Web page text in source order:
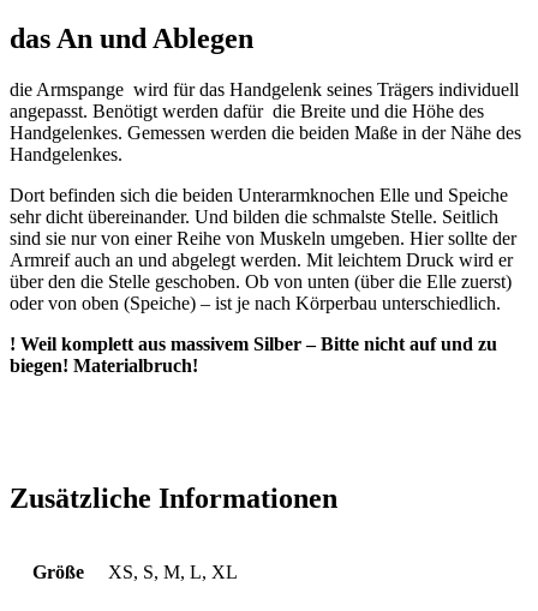
das An und Ablegen
die Armspange wird für das Handgelenk seines Trägers individuell
angepasst. Benötigt werden dafür die Breite und die Höhe des
Handgelenkes. Gemessen werden die beiden Maße in der Nähe des
Handgelenkes.
Dort befinden sich die beiden Unterarmknochen Elle und Speiche
sehr dicht übereinander. Und bilden die schmalste Stelle. Seitlich
sind sie nur von einer Reihe von Muskeln umgeben. Hier sollte der
Armreif auch an und abgelegt werden. Mit leichtem Druck wird er
über den die Stelle geschoben. Ob von unten (über die Elle zuerst)
oder von oben (Speiche) – ist je nach Körperbau unterschiedlich.
! Weil komplett aus massivem Silber – Bitte nicht auf und zu
biegen! Materialbruch!
Zusätzliche Informationen
Größe XS, S, M, L, XL